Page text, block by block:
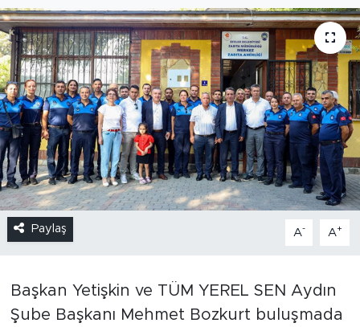
Paylaş A- A+
Başkan Yetişkin ve TÜM YEREL SEN Aydın
Şube Başkanı Mehmet Bozkurt buluşmada